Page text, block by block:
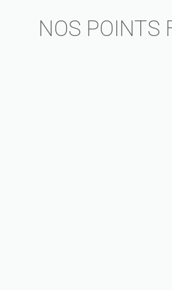
NOS POINTS